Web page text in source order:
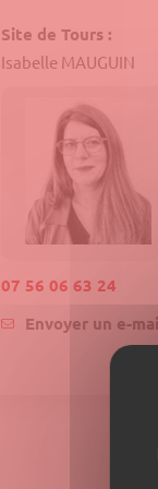
Site de Tours :
Isabelle MAUGUIN
07 56 06 63 24
Envoyer un e-